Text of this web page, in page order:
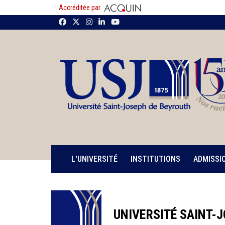
Accréditée par
L'UNIVERSITÉ INSTITUTIONS
UNIVERSITÉ SAINT-